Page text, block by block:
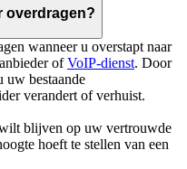
overdragen?
wanneer u overstapt naar
ofVoIP-dienst. Door
uw bestaande
verandert of verhuist.
blijven op uw vertrouwde
hoeft te stellen van een